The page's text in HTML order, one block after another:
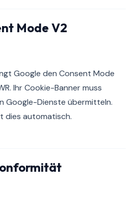
Mode V2
Google den Consent Mode
Ihr Cookie-Banner muss
Google-Dienste übermitteln.
dies automatisch.